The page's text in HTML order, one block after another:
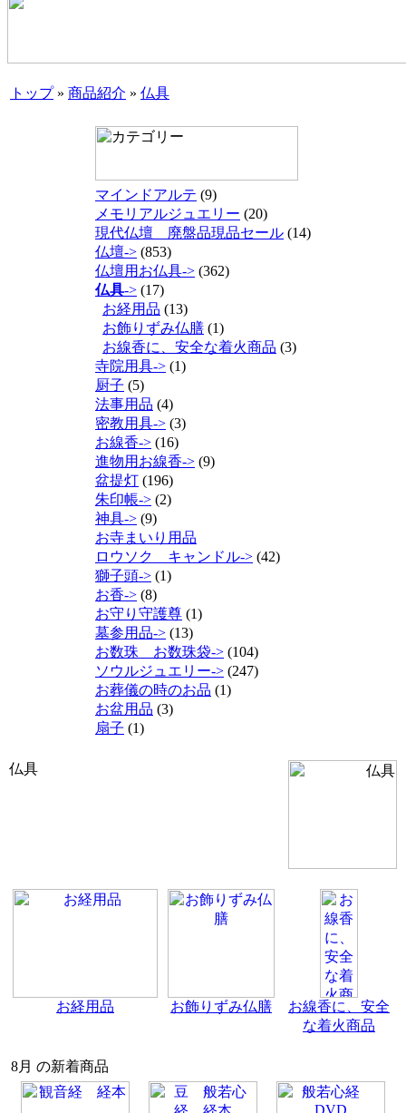
トップ» 商品紹介 » 仏具
マインドアルテ (9)
メモリアルジュエリー (20)
現代仏壇 廃盤品現品セール (14)
仏壇-> (853)
仏壇用お仏具-> (362)
仏具-> (17)
お経用品 (13)
お飾りずみ仏膳 (1)
お線香に、安全な着火商品 (3)
寺院用具-> (1)
厨子 (5)
法事用品 (4)
密教用具-> (3)
お線香-> (16)
進物用お線香-> (9)
盆提灯 (196)
朱印帳-> (2)
神具-> (9)
お寺まいり用品
ロウソク キャンドル-> (42)
獅子頭-> (1)
お香-> (8)
お守り守護尊 (1)
墓参用品-> (13)
お数珠 お数珠袋-> (104)
ソウルジュエリー-> (247)
お葬儀の時のお品 (1)
お盆用品 (3)
扇子 (1)
仏具
お経用品 お飾りずみ仏膳
お線香に、安全
な着火商品
8月 の新着商品